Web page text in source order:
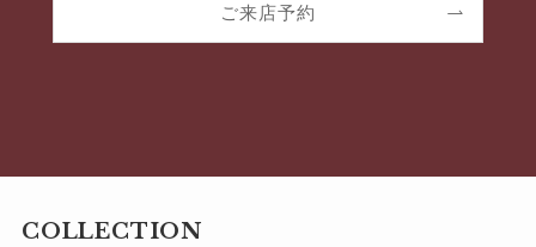
ご来店予約
COLLECTION